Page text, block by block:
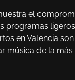
el
en Valencia
música de la más